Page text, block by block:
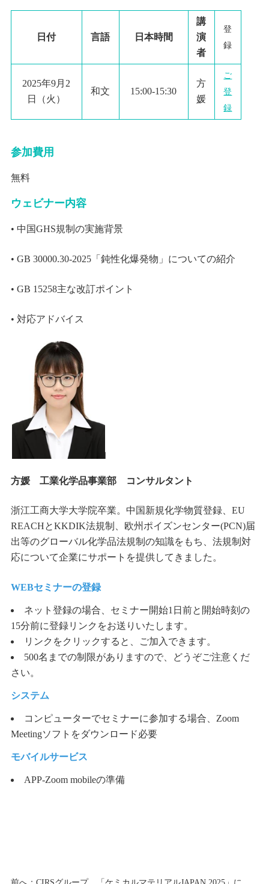
日付 言語 日本時間
講
演
者
登
録
2025年9月 2
日
（火）
和文 1 5:00-15:30
方
媛
ご
登
録
参加費用
無料
ウェビナー内容
• 中国GHS規制の実施背景
• GB 30000.30-2025「鈍性化爆発物」についての紹介
• GB 15258主な改訂ポイント
• 対応アドバイス
方媛 工業化学品事業部 コンサルタント
浙江工商大学大学院卒業。 中国新規化学物質登録、 EU
REACHとKKDIK法規制、欧州ポイズンセンター(PCN)届
出等のグローバル化学品法規制の知識をもち、法規制対
応について企業にサポートを提供してきました。
WEBセミナーの登録
ネット登録の場合、セミナー開始1日前と開始時刻の
15分前に登録リンクをお送りいたします。
リンクをクリックすると、ご加入できます。
500名までの制限がありますので、どうぞご注意くだ
さい。
システム
コンピューターでセミナーに参加する場合、Zoom
Meetingソフトをダウンロード必要
モバイルサービス
APP-Zoom mobileの準備